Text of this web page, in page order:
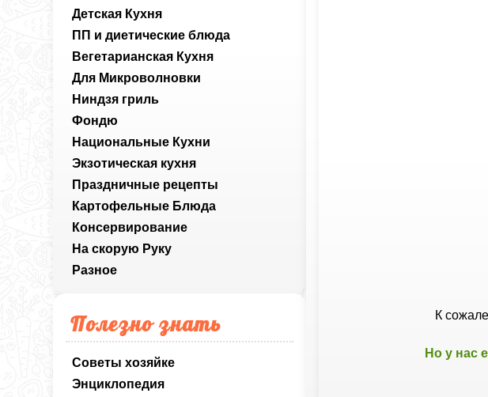
Детская Кухня
ПП и диетические блюда
Вегетарианская Кухня
Для Микроволновки
Ниндзя гриль
Фондю
Национальные Кухни
Экзотическая кухня
Праздничные рецепты
Картофельные Блюда
Консервирование
На скорую Руку
Разное
Полезно знать
Советы хозяйке
Энциклопедия
К
Но у нас